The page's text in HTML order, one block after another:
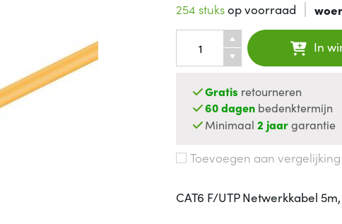
254 stuksop voorraad
In
Gratis retourneren
60 dagen bedenktermijn
Minimaal2 jaargarantie
Toevoegen aan vergelijking
CAT6 F/UTP Netwerkkabel